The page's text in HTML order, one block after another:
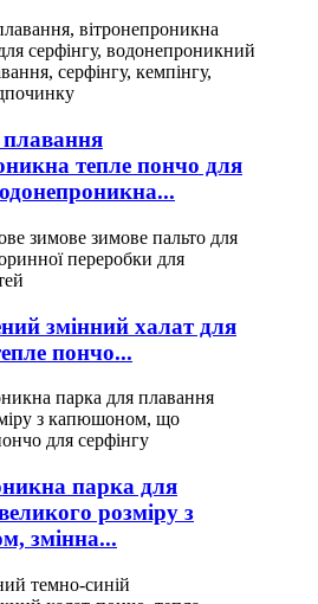
тепле пончо для
змінний халат для
пончо...
парка для
розміру з
змінна...